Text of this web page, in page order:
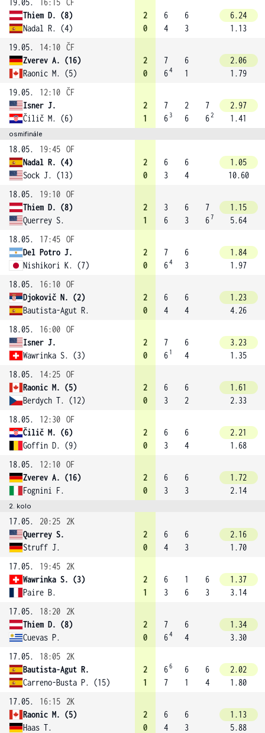
19.05. 16:15 ČF
Thiem D. (8)
Nadal R. (4)
2
0
6
4
6
3
6.24
1.13
19.05.
14:10 ČF
Zverev A. (16)
Raonic M. (5)
2
0
7
64
6
1
2.06
1.79
19.05.
12:10 ČF
Isner J.
Čilič M. (6)
2
1
7
6 3
2
6
7
62
2.97
1.41
osmifinále
18.05. 19:45 OF
Nadal R. (4)
Sock J. (13)
2
0
6
3
6
4
1.05
10.60
18.05.
19:10 OF
Thiem D. (8)
Querrey S.
2
1
3
6
6
3
7
67
1.15
5.64
18.05.
17:45 OF
Del Potro J.
Nishikori K. (7)
2
0
7
64
6
3
1.84
1.97
18.05.
16:10 OF
Djokovič N. (2)
Bautista-Agut R.
2
0
6
4
6
4
1.23
4.26
18.05.
16:00 OF
Isner J.
Wawrinka S. (3)
2
0
7
6 1
6
4
3.23
1.35
18.05.
14:25 OF
Raonic M. (5)
Berdych T. (12)
2
0
6
3
6
2
1.61
2.33
18.05.
12:30 OF
Čilič M. (6)
Goffin D. (9)
2
0
6
3
6
4
2.21
1.68
18.05.
12:10 OF
Zverev A. (16)
Fognini F.
2
0
6
3
6
3
1.72
2.14
2. kolo
17.05. 20:25
2K
Querrey S.
Struff J.
2
0
6
4
6
3
2.16
1.70
17.05.
19:45
2K
Wawrinka S. (3)
Paire B.
2
1
6
3
1
6
6
3
1.37
3.14
17.05.
18:20
2K
Thiem D. (8)
Cuevas P.
2
0
7
64
6
4
1.34
3.30
17.05.
18:05
2K
Bautista-Agut R.
Carreno-Busta P. (15)
2
1
66
7
6
1
6
4
2.02
1.80
17.05.
16:15
2K
Raonic M. (5)
Haas T.
2
0
6
4
6
3
1.13
5.88